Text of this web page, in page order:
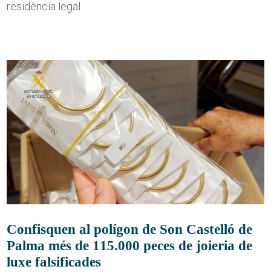
residència legal
Confisquen al polígon de Son Castelló de
Palma més de 115.000 peces de joieria de
luxe falsificades